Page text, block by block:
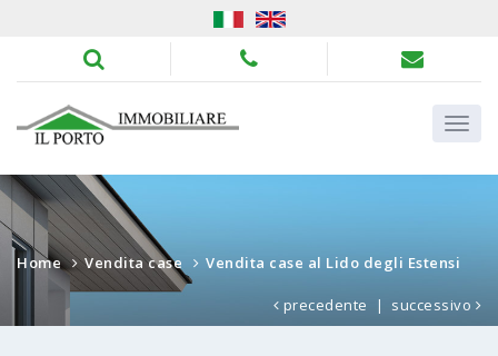
Home Vendita case Vendita case al Lido degli Estensi
precedente | successivo